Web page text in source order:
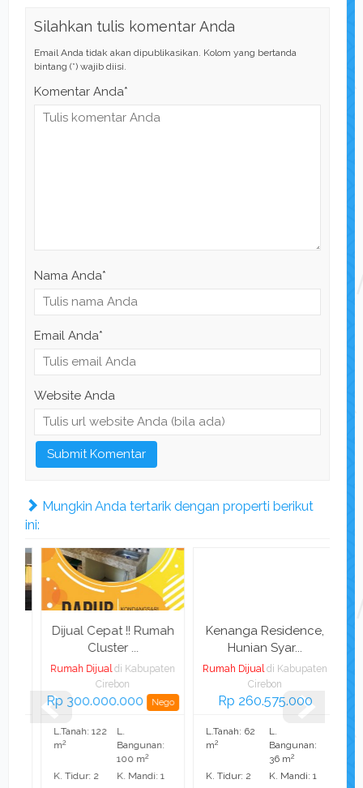
Silahkan tulis komentar Anda
Email Anda tidak akan dipublikasikan. Kolom yang bertanda
bintang (*) wajib diisi.
Komentar Anda*
Nama Anda*
Email Anda*
Website Anda
Mungkin Anda tertarik dengan properti berikut
ini:
Dijual Cepat !! Rumah
Cluster ...
Rumah Dijual di Kabupaten
Cirebon
Rp 300.000.000 Nego
L.Tanah: 122
2
L.
Bangunan:
100 m 2
K. Tidur: 2 K. Mandi: 1
Kenanga Residence,
Hunian Syar...
Rumah Dijual di Kabupaten
Cirebon
Rp 260.575.000
L.Tanah: 62
2
Bangunan:
36 m2
K. Tidur: 2 K. Mandi: 1